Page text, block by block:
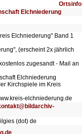
Ortsinfo
Elchniederung
Elchniederung" Band 1
(erscheint 2x jährlich
zugesandt - Mail an
Elchniederung
Kirchspiele im Kreis
elchniederung.de
(dot) de